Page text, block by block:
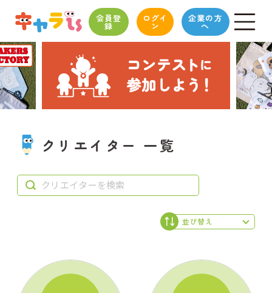
会員登
録
ログイ
ン
企業の方
へ
クリエイター 一覧